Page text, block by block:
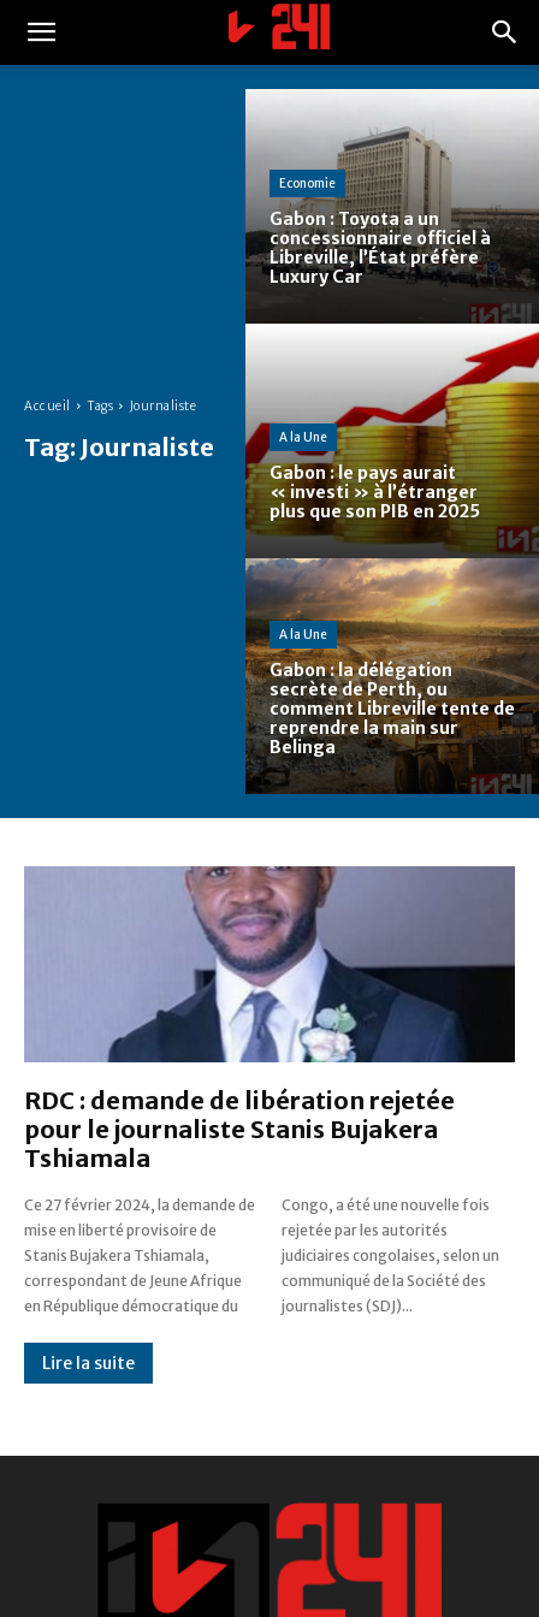
Accueil Tags Journaliste
Tag: Journaliste
Economie
Gabon : Toyota a un
concessionnaire officiel à
Libreville, l’État préfère
Luxury Car
A la Une
Gabon : le pays aurait
« investi » à l’étranger
plus que son PIB en 2025
A la Une
Gabon : la délégation
secrète de Perth, ou
comment Libreville tente de
reprendre la main sur
Belinga
RDC : demande de libération rejetée
pour le journaliste Stanis Bujakera
Tshiamala
Ce 27 février 2024, la demande de
mise en liberté provisoire de
Stanis Bujakera Tshiamala,
correspondant de Jeune Afrique
en République démocratique du
Congo, a été une nouvelle fois
rejetée par les autorités
judiciaires congolaises, selon un
communiqué de la Société des
journalistes (SDJ)...
Lire la suite